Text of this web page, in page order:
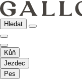
Hledat
Kůň
Jezdec
Pes